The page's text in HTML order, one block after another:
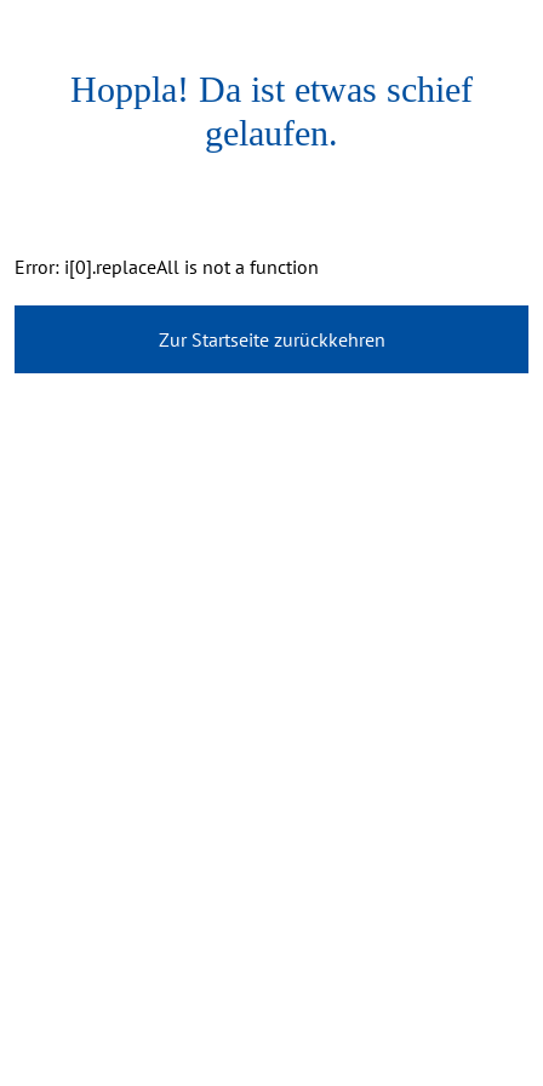
Hoppla! Da ist etwas schief
gelaufen.
Error: i[0].replaceAll is not a function
Zur Startseite zurückkehren